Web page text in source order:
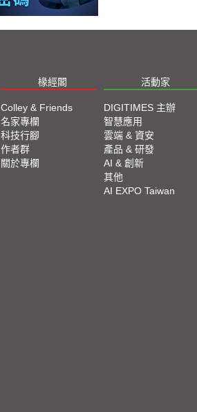
椽經閣 活動家
Colley & Friends
名家專欄
科技行腳
作者群
關於專欄
DIGITIMES 主辦
智慧應用
雲端 & 資安
產品 & 研發
AI & 創新
其他
AI EXPO Taiwan